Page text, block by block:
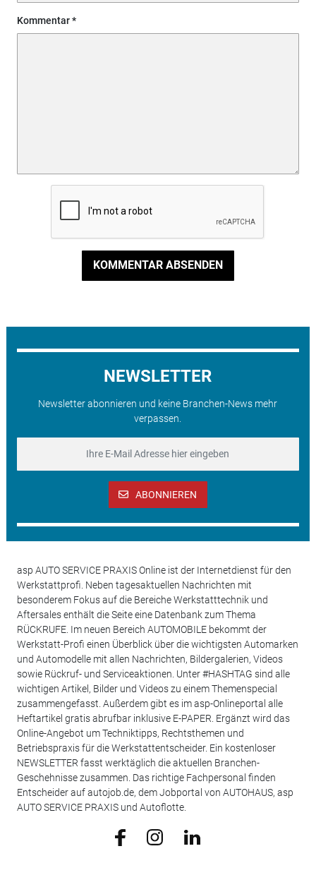
Kommentar
KOMMENTAR ABSENDEN
NEWSLETTER
Newsletter abonnieren und keine Branchen-News mehr
verpassen.
ABONNIEREN
asp AUTO SERVICE PRAXIS Online ist der Internetdienst für den
Werkstattprofi. Neben tagesaktuellen Nachrichten mit
besonderem Fokus auf die Bereiche Werkstatttechnik und
Aftersales enthält die Seite eine Datenbank zum Thema
RÜCKRUFE. Im neuen Bereich AUTOMOBILE bekommt der
Werkstatt-Profi einen Überblick über die wichtigsten Automarken
und Automodelle mit allen Nachrichten, Bildergalerien, Videos
sowie Rückruf- und Serviceaktionen. Unter #HASHTAG sind alle
wichtigen Artikel, Bilder und Videos zu einem Themenspecial
zusammengefasst. Außerdem gibt es im asp-Onlineportal alle
Heftartikel gratis abrufbar inklusive E-PAPER. Ergänzt wird das
Online-Angebot um Techniktipps, Rechtsthemen und
Betriebspraxis für die Werkstattentscheider. Ein kostenloser
NEWSLETTER fasst werktäglich die aktuellen Branchen-
Geschehnisse zusammen. Das richtige Fachpersonal finden
Entscheider auf autojob.de, dem Jobportal von AUTOHAUS, asp
AUTO SERVICE PRAXIS und Autoflotte.